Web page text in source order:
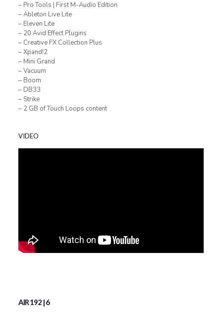
– Pro Tools | First M-Audio Edition
– Ableton Live Lite
– Eleven Lite
– 20 Avid Effect Plugins
– Creative FX Collection Plus
– Xpand!2
– Mini Grand
– Vacuum
– Boom
– DB33
– Strike
– 2 GB of Touch Loops content
VIDEO
AIR 192 | 6